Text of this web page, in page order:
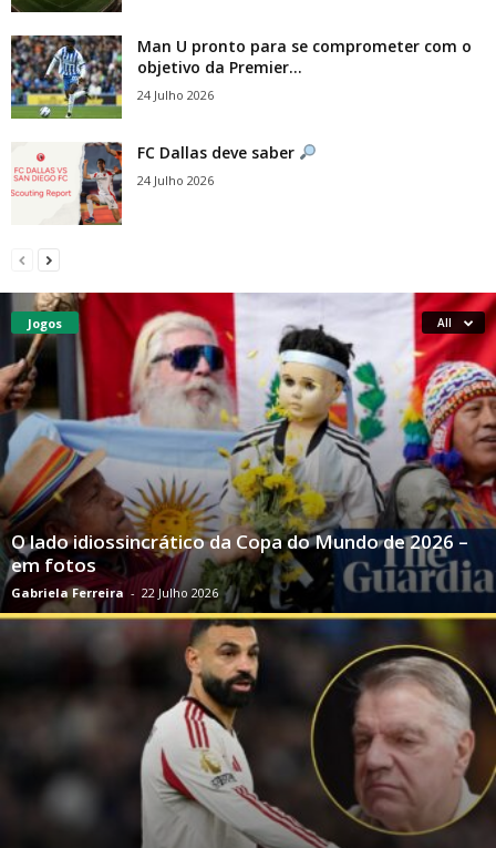
Man U pronto para se comprometer com o
objetivo da Premier...
24 Julho 2026
FC Dallas deve saber
24 Julho 2026
Jogos All
O lado idiossincrático da Copa do Mundo de 2026 –
em fotos
Gabriela Ferreira - 22 Julho 2026